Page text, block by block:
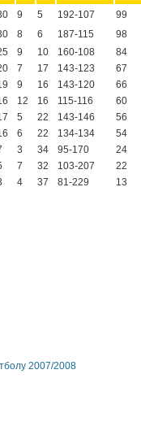
9 5 192-107
99
8 6 187-115
98
9 10 160-108
84
7 17 143-123
67
9 16 143-120
66
12 16 115-116
60
5 22 143-146
56
6 22 134-134
54
3 34 95-170
24
7 32 103-207
22
4 37 81-229 13
2007/2008